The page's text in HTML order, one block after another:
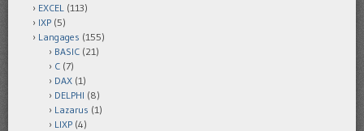
EXCEL (113)
IXP (5)
Langages (155)
BASIC (21)
C (7)
DAX (1)
DELPHI (8)
Lazarus (1)
LIXP (4)